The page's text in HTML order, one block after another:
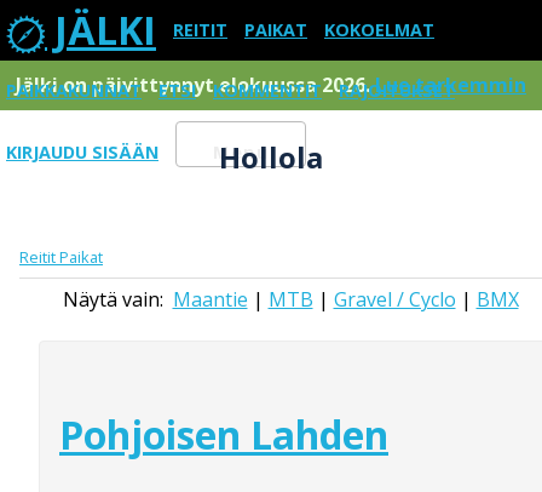
JÄLKI REITIT PAIKAT KOKOELMAT
PAIKKAKUNNAT ETSI KOMMENTIT RAJOITUKSET
KIRJAUDU SISÄÄN Menu
Jälki on päivittynnyt elokuussa 2026.Lue tarkemmin
Hollola
ReititPaikat
Näytä vain: Maantie | MTB | Gravel / Cyclo | BMX
Pohjoisen Lahden